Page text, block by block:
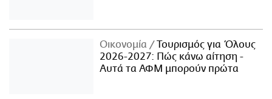
Οικονομία
Τουρισμός για Όλους
2026-2027: Πώς κάνω αίτηση -
Αυτά τα ΑΦΜ μπορούν πρώτα